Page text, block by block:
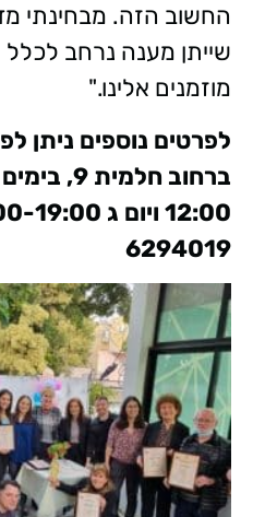
החשוב הזה. מבחינתי
שייתן מענה נרחב
מוזמנים אלינו."
לפרטים נוספים ניתן
6294019